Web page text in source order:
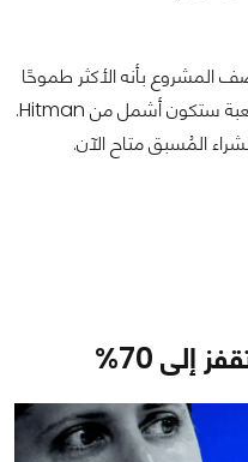
المشروع بأنه الأكثر طموحًا
في تاريخ الشركة، موضحًا أن أنظمة اللعبة ستكون أشمل من Hitman.
المُسبق متاح الآن.